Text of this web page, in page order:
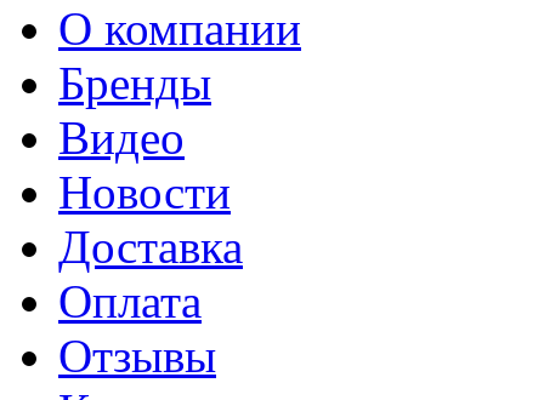
О компании
Бренды
Видео
Новости
Доставка
Оплата
Отзывы